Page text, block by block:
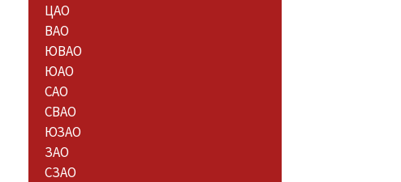
ЦАО
ВАО
ЮВАО
ЮАО
САО
СВАО
ЮЗАО
ЗАО
СЗАО